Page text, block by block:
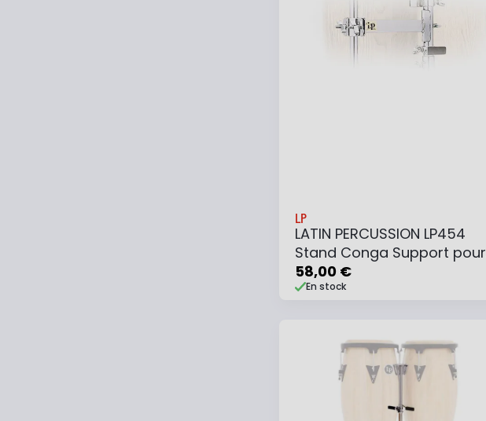
Ajouter au panier
Ajouter à ma liste
LP
LATIN PERCUSSION LP454
Stand Conga Support pour
LP330A
58,00 €
En stock
Ajouter au panier
Ajouter à ma liste